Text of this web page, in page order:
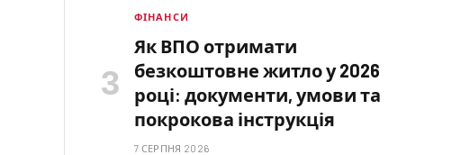
ФІНАНСИ
Як ВПО отримати
безкоштовне житло у 2026
році: документи, умови та
покрокова інструкція
7 СЕРПНЯ 2026